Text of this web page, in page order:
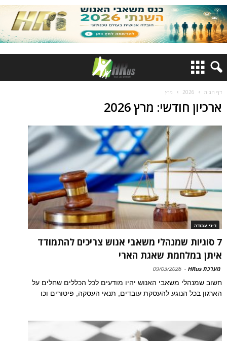
דף הבית 2026 מרץ
ארכיון חודשי: מרץ 2026
דיני עבודה
7 סוגיות שמנהלי משאבי אנוש צריכים להתמודד
איתן במלחמת שאגת הארי
מערכת HRus -
09/03/2026
חשוב שמנהלי משאבי האנוש יהיו מודעים לכל הכללים שחלים על
הארגון בכל הנוגע להעסקת עובדים, תנאי העסקה, פיטורים וכו